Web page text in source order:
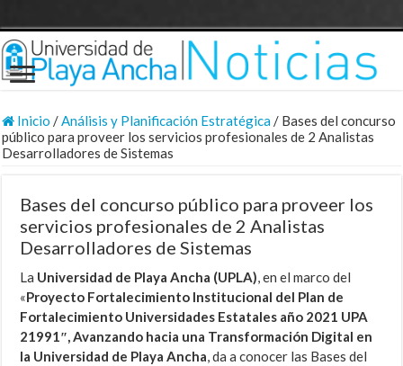
Inicio /Análisis y Planificación Estratégica/ Bases del concurso
público para proveer los servicios profesionales de 2 Analistas
Desarrolladores de Sistemas
Bases del concurso público para proveer los
servicios profesionales de 2 Analistas
Desarrolladores de Sistemas
La Universidad de Playa Ancha (UPLA), en el marco del
«Proyecto Fortalecimiento Institucional del Plan de
Fortalecimiento Universidades Estatales año 2021 UPA
21991″, Avanzando hacia una Transformación Digital en
la Universidad de Playa Ancha, da a conocer las Bases del